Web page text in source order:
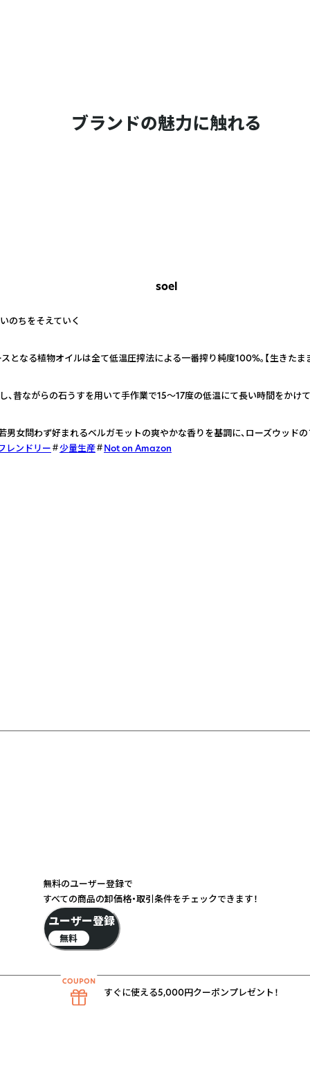
ブランドの魅力に触れる
soel
のちをそえていく
なる植物オイルは全て低温圧搾法による一番搾り純度100%。【生きたま
昔ながらの石うすを用いて手作業で15〜17度の低温にて長い時間をかけ
女問わず好まれるベルガモットの爽やかな香りを基調に、ローズウッド
レンドリー
少量生産 Not on Amazon
無料のユーザー登録で
すべての商品の卸価格・取引条件をチェックできます！
ユーザー登録
無料
すぐに使える5,000円クーポンプレゼント！